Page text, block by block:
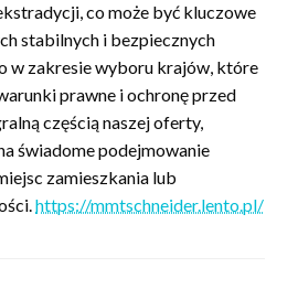
co może być kluczowe
stabilnych i bezpiecznych
w zakresie wyboru krajów, które
prawne i ochronę przed
częścią naszej oferty,
świadome podejmowanie
zamieszkania lub
https://mmtschneider.lento.pl/